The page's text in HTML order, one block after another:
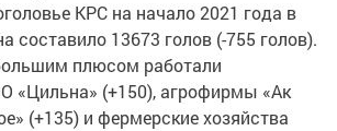
КРС на начало 2021 года в
составило 13673 голов (-755 голов).
плюсом работали
«Цильна» (+150), агрофирмы «Ак
(+135) и фермерские хозяйства